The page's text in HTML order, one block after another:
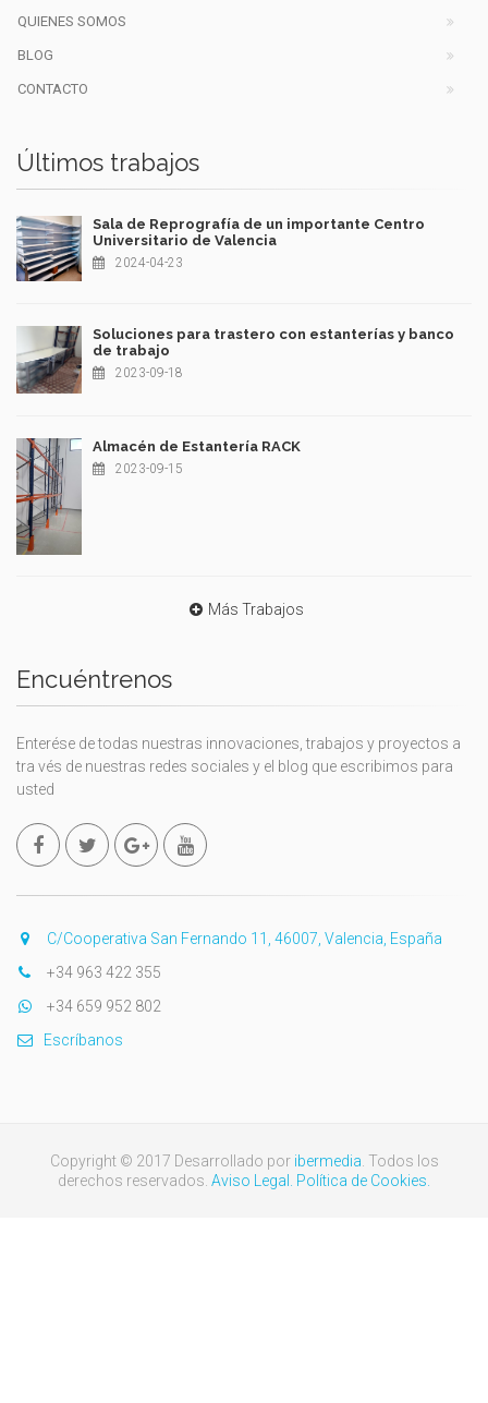
QUIENES SOMOS
BLOG
CONTACTO
Últimos trabajos
Sala de Reprografía de un importante Centro
Universitario de Valencia
2024-04-23
Soluciones para trastero con estanterías y banco
de trabajo
2023-09-18
Almacén de Estantería RACK
2023-09-15
Más Trabajos
Encuéntrenos
Enterése de todas nuestras innovaciones, trabajos y proyectos a
tra vés de nuestras redes sociales y el blog que escribimos para
usted
C/Cooperativa San Fernando 11, 46007, Valencia, España
+34 963 422 355
+34 659 952 802
Escríbanos
Copyright © 2017 Desarrollado por ibermedia . Todos los
derechos reservados. Aviso Legal. Política de Cookies.